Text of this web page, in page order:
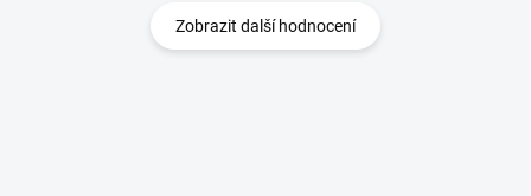
Zobrazit další hodnocení